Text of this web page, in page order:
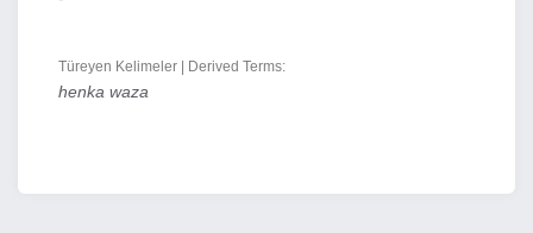
Türeyen Kelimeler | Derived Terms:
henka waza